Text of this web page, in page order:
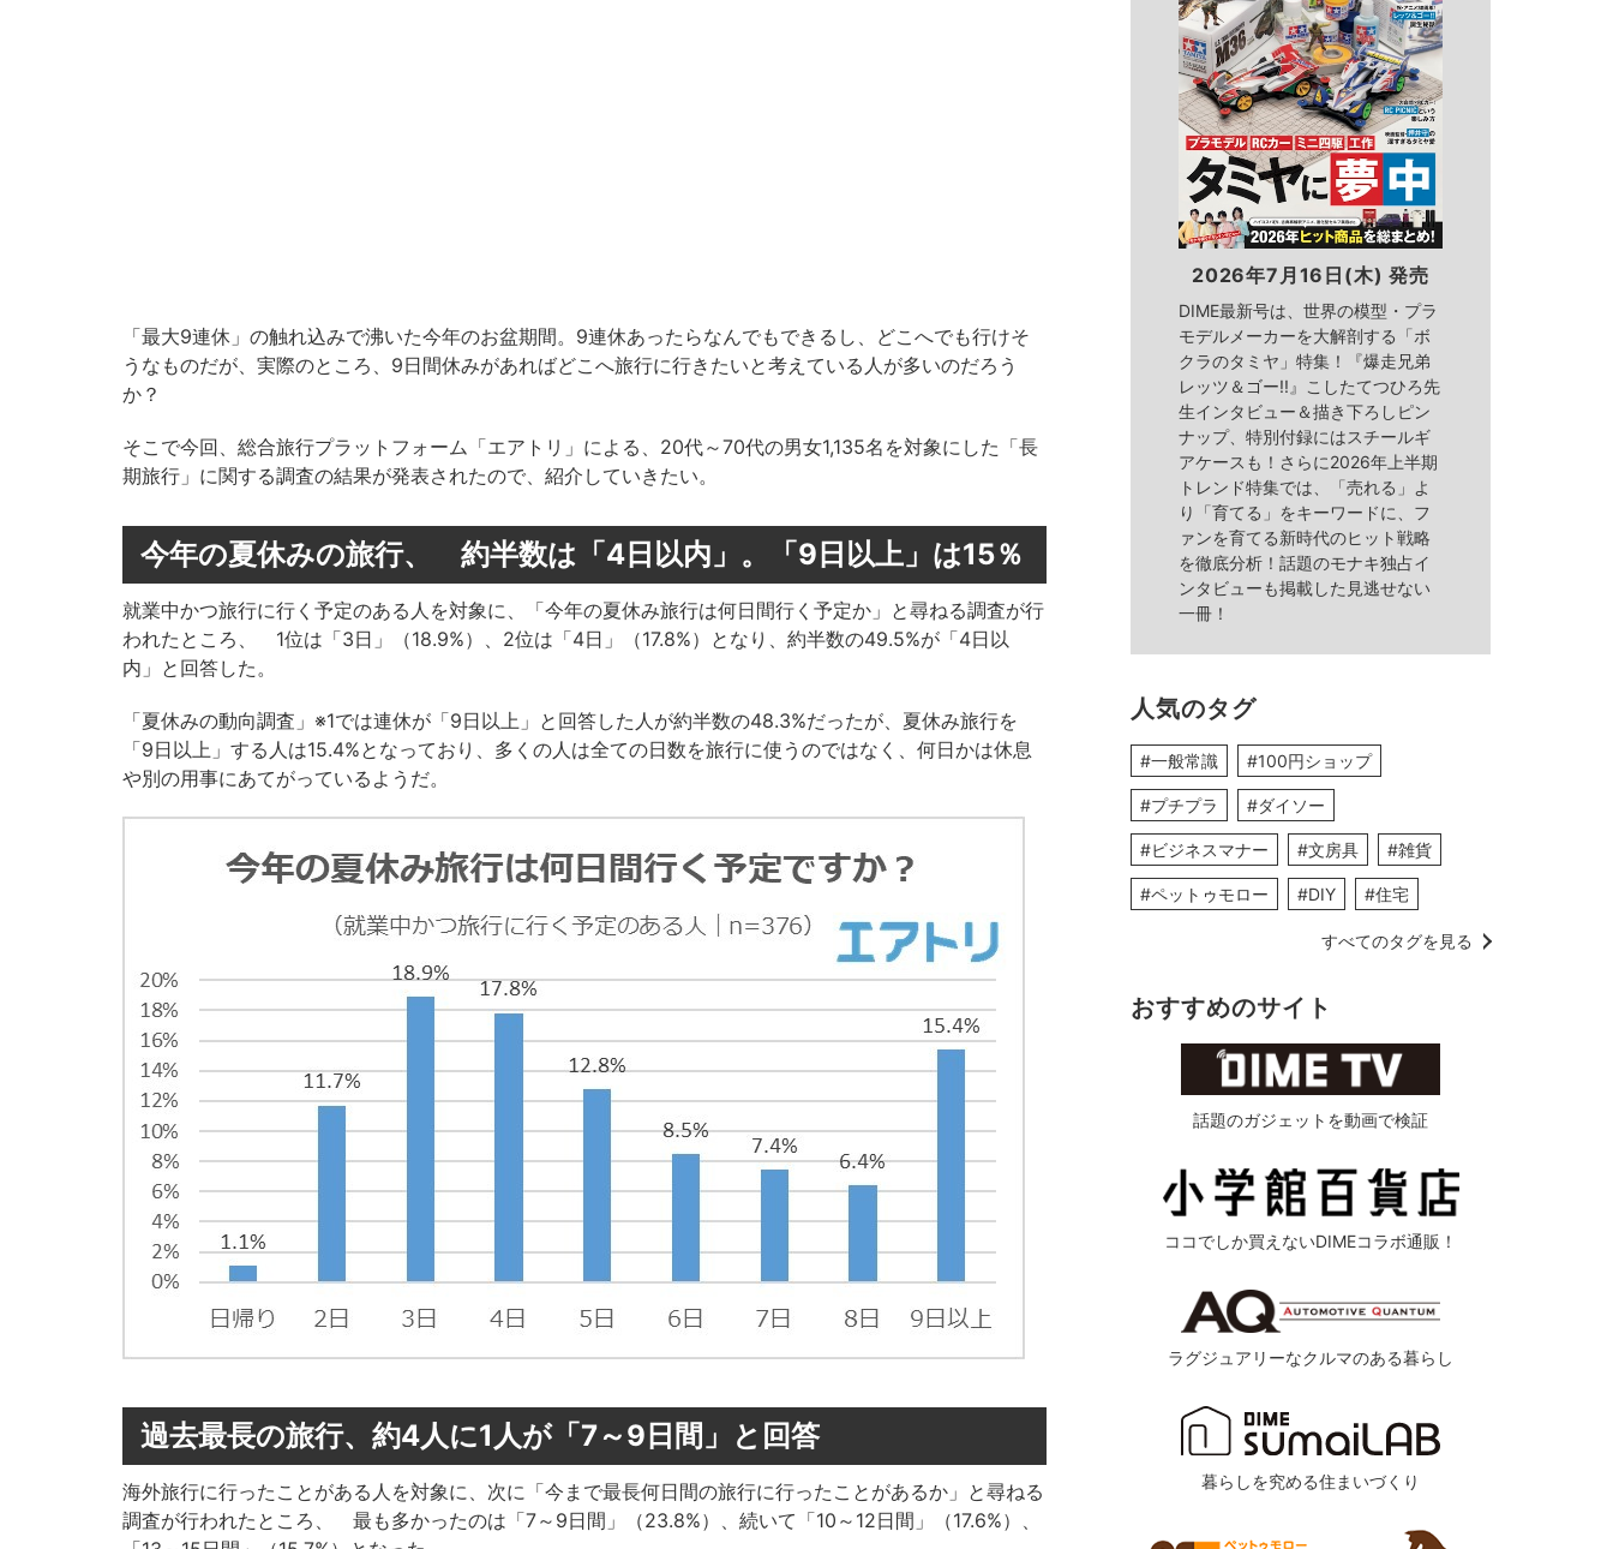
「最大9連休」の触れ込みで沸いた今年のお盆期間。9連休あったらなんでもできるし、どこへでも行けそ
うなものだが、実際のところ、9日間休みがあればどこへ旅行に行きたいと考えている人が多いのだろう
か？
そこで今回、総合旅行プラットフォーム「エアトリ」による、20代～70代の男女1,135名を対象にした「長
期旅行」に関する調査の結果が発表されたので、紹介していきたい。
今年の夏休みの旅行、 約半数は「4日以内」。「9日以上」は15％
就業中かつ旅行に行く予定のある人を対象に、「今年の夏休み旅行は何日間行く予定か」と尋ねる調査が行
われたところ、 1位は「3日」（18.9%）、2位は「4日」（17.8%）となり、約半数の49.5%が「4日以
内」と回答した。
「夏休みの動向調査」※1では連休が「9日以上」と回答した人が約半数の48.3%だったが、夏休み旅行を
「9日以上」する人は15.4%となっており、多くの人は全ての日数を旅行に使うのではなく、何日かは休息
や別の用事にあてがっているようだ。
過去最長の旅行、約4人に1人が「7～9日間」と回答
海外旅行に行ったことがある人を対象に、次に「今まで最長何日間の旅行に行ったことがあるか」と尋ねる
調査が行われたところ、 最も多かったのは「7～9日間」（23.8%）、続いて「10～12日間」（17.6%）、
2026年7月16日(木) 発売
DIME最新号は、世界の模型・プラ
モデルメーカーを大解剖する「ボ
クラのタミヤ」特集！『爆走兄弟
レッツ＆ゴー!!』こしたてつひろ先
生インタビュー＆描き下ろしピン
ナップ、特別付録にはスチールギ
アケースも！さらに2026年上半期
トレンド特集では、「売れる」よ
り「育てる」をキーワードに、フ
ァンを育てる新時代のヒット戦略
を徹底分析！話題のモナキ独占イ
ンタビューも掲載した見逃せない
一冊！
人気のタグ
#一般常識 #100円ショップ
#プチプラ #ダイソー
#ビジネスマナー #文房具 #雑貨
#ペットゥモロー #DIY #住宅
すべてのタグを見る
おすすめのサイト
話題のガジェットを動画で検証
ココでしか買えないDIMEコラボ通販！
ラグジュアリーなクルマのある暮らし
暮らしを究める住まいづくり